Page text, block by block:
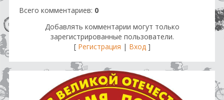
Всего комментариев: 0
Добавлять комментарии могут только
зарегистрированные пользователи.
[ Регистрация | Вход]